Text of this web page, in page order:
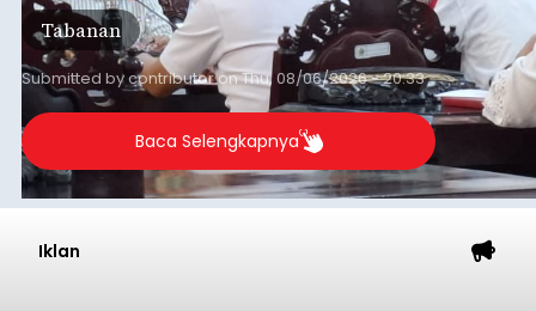
Tabanan
Submitted bycontributoronThu, 08/06/2026 - 20:33
Baca Selengkapnya
Iklan